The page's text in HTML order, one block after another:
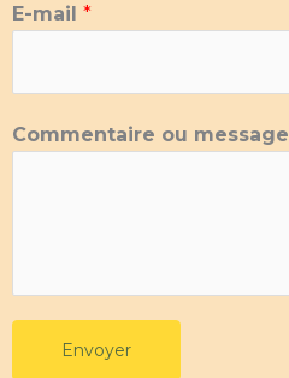
E-mail *
C
o
t
Commentaire ou message
Envoyer